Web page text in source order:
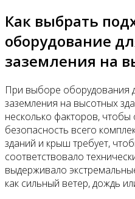
Как выбрать
оборудование
заземления на
При выборе оборудования
заземления на высотных
несколько факторов,
безопасность всего
зданий и крыш требует,
соответствовало
выдерживало
как сильный ветер, дождь